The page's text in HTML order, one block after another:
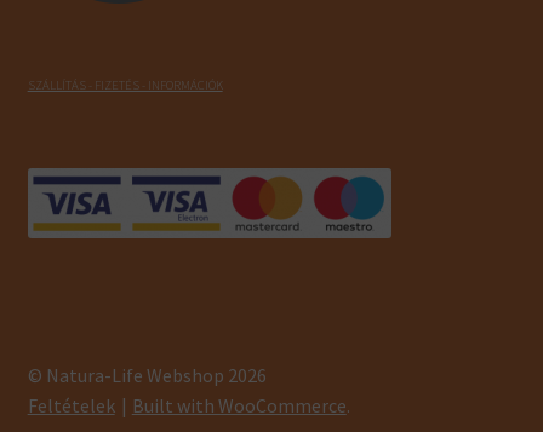
SZÁLLÍTÁS - FIZETÉS - INFORMÁCIÓK
© Natura-Life Webshop 2026
Feltételek
Built with WooCommerce.